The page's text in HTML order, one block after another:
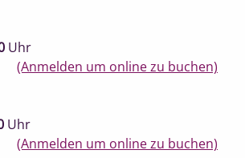
Uhr
(Anmelden um online zu buchen)
Uhr
(Anmelden um online zu buchen)